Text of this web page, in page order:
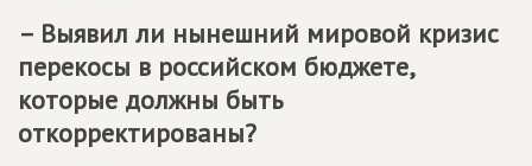
– Выявил ли нынешний мировой кризис
перекосы в российском бюджете,
которые должны быть
откорректированы?